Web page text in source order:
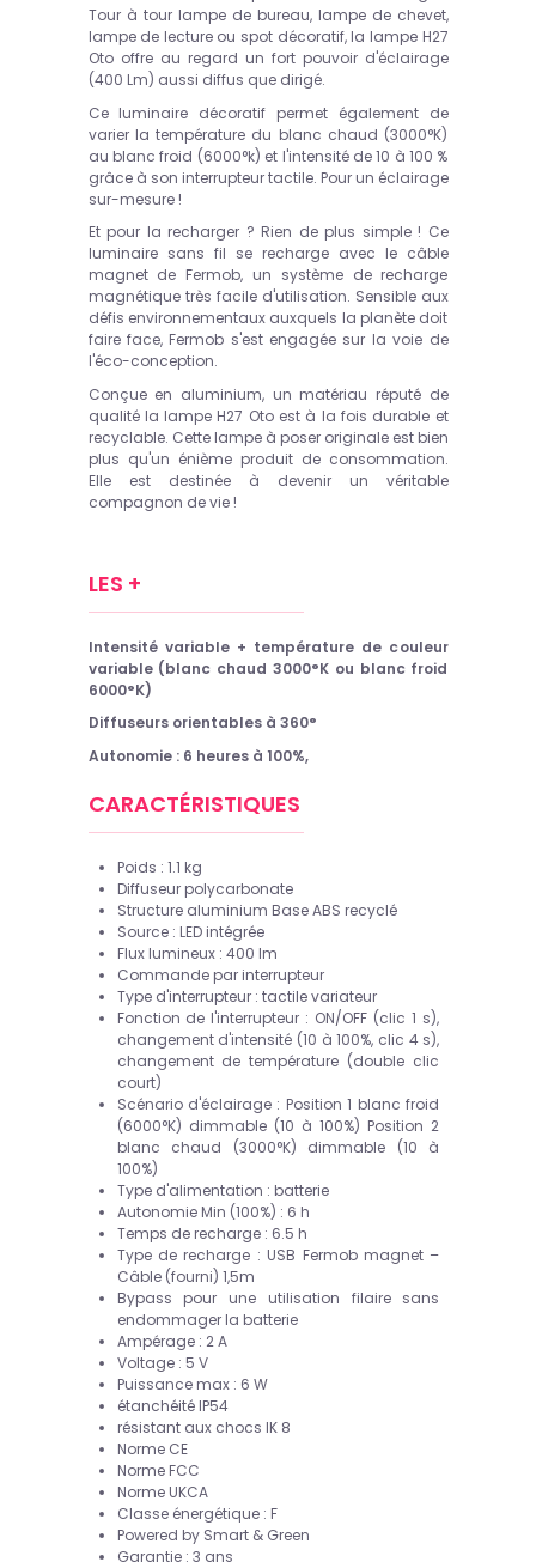
Tour à tour lampe de bureau, lampe de chevet,
lampe de lecture ou spot décoratif, la lampe H27
Oto offre au regard un fort pouvoir d'éclairage
(400 Lm) aussi diffus que dirigé.
Ce luminaire décoratif permet également de
varier la température du blanc chaud (3000°K)
au blanc froid (6000°k) et l'intensité de 10 à 100 %
grâce à son interrupteur tactile. Pour un éclairage
sur-mesure !
Et pour la recharger ? Rien de plus simple ! Ce
luminaire sans fil se recharge avec le câble
magnet de Fermob, un système de recharge
magnétique très facile d'utilisation. Sensible aux
défis environnementaux auxquels la planète doit
faire face, Fermob s'est engagée sur la voie de
l'éco-conception.
Conçue en aluminium, un matériau réputé de
qualité la lampe H27 Oto est à la fois durable et
recyclable. Cette lampe à poser originale est bien
plus qu'un énième produit de consommation.
Elle est destinée à devenir un véritable
compagnon de vie !
LES +
Intensité variable + température de couleur
variable (blanc chaud 3000°K ou blanc froid
6000°K)
Diffuseurs orientables à 360°
Autonomie : 6 heures à 100%,
CARACTÉRISTIQUES
Poids : 1.1 kg
Diffuseur polycarbonate
Structure aluminium Base ABS recyclé
Source : LED intégrée
Flux lumineux : 400 lm
Commande par interrupteur
Type d'interrupteur : tactile variateur
Fonction de l'interrupteur : ON/OFF (clic 1 s),
changement d'intensité (10 à 100%, clic 4 s),
changement de température (double clic
court)
Scénario d'éclairage : Position 1 blanc froid
(6000°K) dimmable (10 à 100%) Position 2
blanc chaud (3000°K) dimmable (10 à
100%)
Type d'alimentation : batterie
Autonomie Min (100%) : 6 h
Temps de recharge : 6.5 h
Type de recharge : USB Fermob magnet –
Câble (fourni) 1,5m
Bypass pour une utilisation filaire sans
endommager la batterie
Ampérage : 2 A
Voltage : 5 V
Puissance max : 6 W
étanchéité IP54
résistant aux chocs IK 8
Norme CE
Norme FCC
Norme UKCA
Classe énergétique : F
Powered by Smart & Green
Garantie : 3 ans